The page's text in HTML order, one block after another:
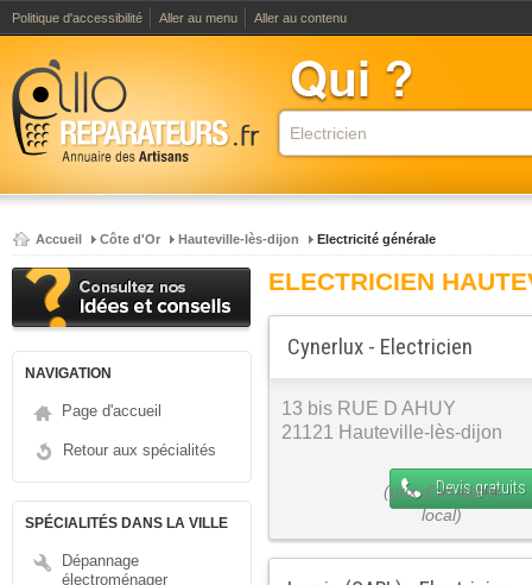
Politique d'accessibilité Aller au menu Aller au contenu
Accueil Côte d'Or Hauteville-lès-dijon Electricité générale
NAVIGATION
Page d'accueil
Retour aux spécialités
SPÉCIALITÉS DANS LA VILLE
Dépannage
électroménager
ELECTRICIEN
Cynerlux - Electricien
13 bis RUE D AHUY
21121 Hauteville-lès-dijon
Devis gratuits